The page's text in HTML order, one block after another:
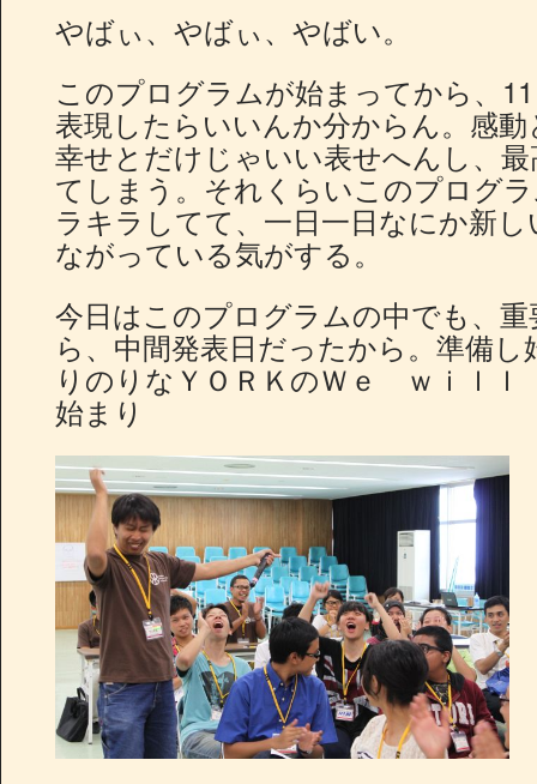
やばぃ、やばぃ、やばい。
このプログラムが始まってから、
表現したらいいんか分からん。感
幸せとだけじゃいい表せへんし、
てしまう。それくらいこのプログ
ラキラしてて、一日一日なにか新
ながっている気がする。
今日はこのプログラムの中でも、
ら、中間発表日だったから。準備
りのりなＹＯＲＫのＷｅ ｗｉｌ
始まり